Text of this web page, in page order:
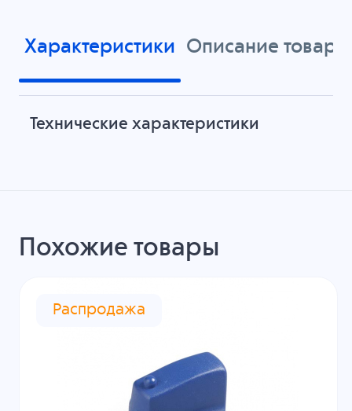
Характеристики Описание товара
Технические характеристики
Похожие товары
Распродажа